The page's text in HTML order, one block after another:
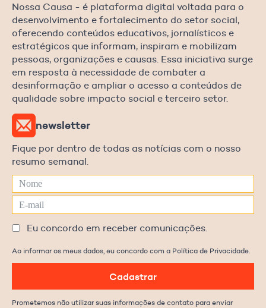
Nossa Causa - é plataforma digital voltada para o
desenvolvimento e fortalecimento do setor social,
oferecendo conteúdos educativos, jornalísticos e
estratégicos que informam, inspiram e mobilizam
pessoas, organizações e causas. Essa iniciativa surge
em resposta à necessidade de combater a
desinformação e ampliar o acesso a conteúdos de
qualidade sobre impacto social e terceiro setor.
newsletter
Fique por dentro de todas as notícias com o nosso
resumo semanal.
Eu concordo em receber comunicações.
Ao informar os meus dados, eu concordo com a Política de Privacidade.
Cadastrar
Prometemos não utilizar suas informações de contato para enviar